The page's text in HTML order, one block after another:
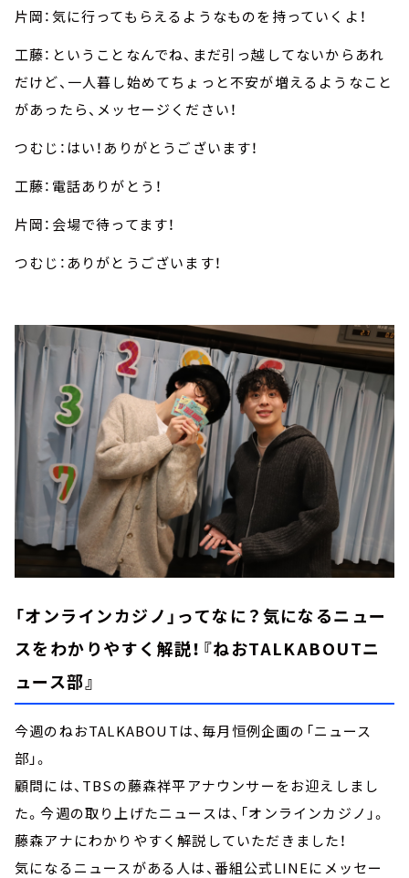
片岡：気に行ってもらえるようなものを持っていくよ！
工藤：ということなんでね、まだ引っ越してないからあれ
だけど、一人暮し始めてちょっと不安が増えるようなこと
があったら、メッセージください！
つむじ：はい！ありがとうございます！
工藤：電話ありがとう！
片岡：会場で待ってます！
つむじ：ありがとうございます！
「オンラインカジノ」ってなに？気になるニュー
スをわかりやすく解説！『ねおTALKABOUTニ
ュース部』
今週のねおTALKABOUTは、毎月恒例企画の「ニュース
部」。
顧問には、TBSの藤森祥平アナウンサーをお迎えしまし
た。今週の取り上げたニュースは、「オンラインカジノ」。
藤森アナにわかりやすく解説していただきました！
気になるニュースがある人は、番組公式LINEにメッセー